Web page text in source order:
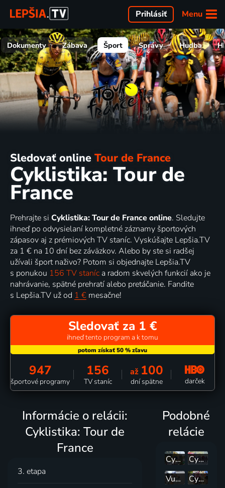
Menu
Prihlásiť
Dokumenty Zábava Šport Správy Hudba
Sledovať online Tour de France
Cyklistika: Tour de
France
Prehrajte si Cyklistika: Tour de France online. Sledujte
ihneď po odvysielaní kompletné záznamy športových
zápasov aj z prémiových TV staníc. Vyskúšajte Lepšia.TV
za 1 € na 10 dní bez záväzkov. Alebo by ste si radšej
užívali šport naživo? Potom si objednajte Lepšia.TV
s ponukou 156 TV staníc a radom skvelých funkcií ako je
nahrávanie, spätné prehratí alebo pretáčanie. Fandite
s Lepšia.TV už od 1 € mesačne!
Sledovať za 1 €
ihneď tento program a k tomu
947
športové programy
156
TV staníc
až 100
dní spätne darček
Informácie o relácii:
Cyklistika: Tour de
France
3. etapa
Podobné
relácie
Cyklistika: Tour de France žen
Cyklistika: Okolo Polska
Vuelta a Burgos
Cyklistika: Okolo Dánska